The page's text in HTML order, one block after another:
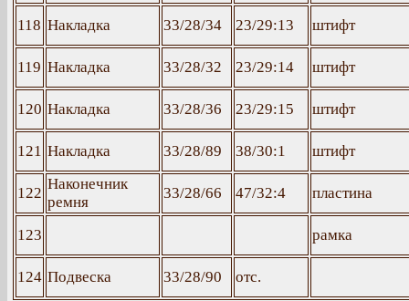
118 Накладка 33/28/34 23/29:13 штифт
119 Накладка 33/28/32 23/29:14 штифт
120 Накладка 33/28/36 23/29:15 штифт
121 Накладка 33/28/89 38/30:1 штифт
122
Наконечник
ремня
33/28/66 47/32:4 пластина
123 рамка
124 Подвеска 33/28/90
отс.